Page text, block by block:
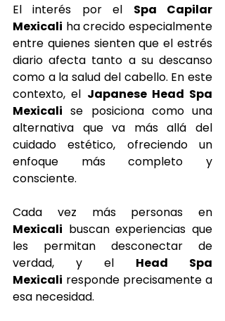
El interés por el Spa Capilar
Mexicali ha crecido especialmente
entre quienes sienten que el estrés
diario afecta tanto a su descanso
como a la salud del cabello. En este
contexto, el Japanese Head Spa
Mexicali se posiciona como una
alternativa que va más allá del
cuidado estético, ofreciendo un
enfoque más completo y
consciente.
Mexicali buscan experiencias que
les permitan desconectar de
verdad, y el Head Spa
Mexicali responde precisamente a
esa necesidad.